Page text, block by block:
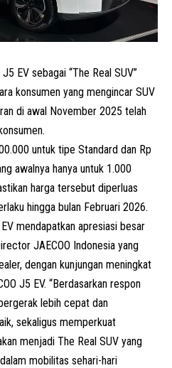
EV sebagai “The Real SUV”
konsumen yang mengincar SUV
di awal November 2025 telah
untuk tipe Standard dan Rp
awalnya hanya untuk 1.000
harga tersebut diperluas
hingga bulan Februari 2026.
mendapatkan apresiasi besar
JAECOO Indonesia yang
dengan kunjungan meningkat
J5 EV. “Berdasarkan respon
lebih cepat dan
sekaligus memperkuat
menjadi The Real SUV yang
mobilitas sehari-hari